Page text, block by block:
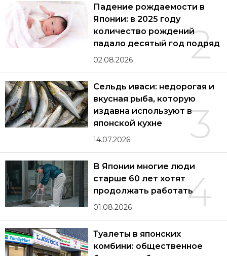
2
Падение рождаемости в
Японии: в 2025 году
количество рождений
падало десятый год подряд
02.08.2026
3
Сельдь иваси: недорогая и
вкусная рыба, которую
издавна используют в
японской кухне
14.07.2026
4
В Японии многие люди
старше 60 лет хотят
продолжать работать
01.08.2026
Туалеты в японских
комбини: общественное